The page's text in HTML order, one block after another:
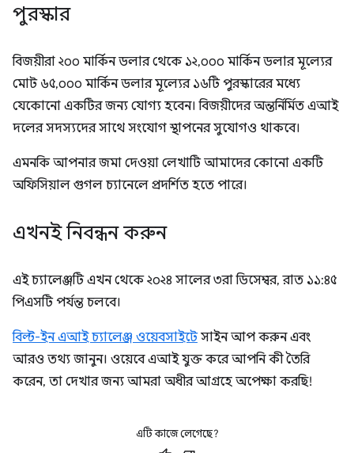
পুরস্কার
বিজয়ীরা ২০০ মার্কিন ডলার থেকে ১২,০০০ মার্কিন ডলার মূল্যের
মোট ৬৫,০০০ মার্কিন ডলার মূল্যের ১৬টি পুরস্কারের মধ্যে
যেকোনো একটির জন্য যোগ্য হবেন। বিজয়ীদের অন্তর্নির্মিত এআই
দলের সদস্যদের সাথে সংযোগ স্থাপনের সুযোগও থাকবে।
এমনকি আপনার জমা দেওয়া লেখাটি আমাদের কোনো একটি
অফিসিয়াল গুগল চ্যানেলে প্রদর্শিত হতে পারে।
এখনই নিবন্ধন করুন
এই চ্যালেঞ্জটি এখন থেকে ২০২৪ সালের ৩রা ডিসেম্বর, রাত ১১:৪৫
পিএসটি পর্যন্ত চলবে।
বিল্ট-ইন এআই চ্যালেঞ্জ ওয়েবসাইটেসাইন আপ করুন এবং
আরও তথ্য জানুন। ওয়েবে এআই যুক্ত করে আপনি কী তৈরি
করেন, তা দেখার জন্য আমরা অধীর আগ্রহে অপেক্ষা করছি!
এটি কাজে লেগেছে?